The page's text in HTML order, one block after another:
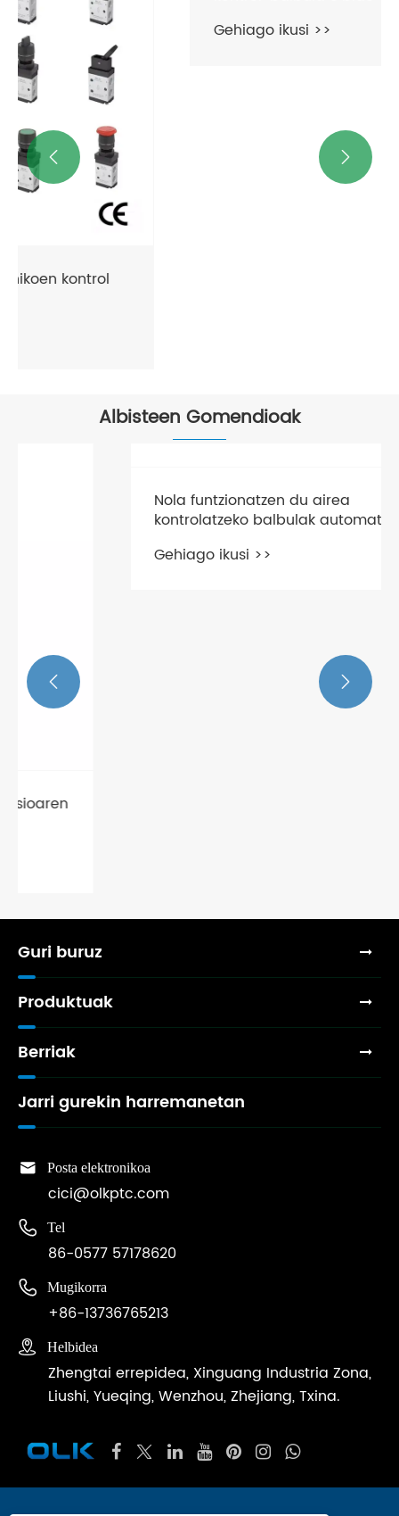
JM322 serieko botoi mekanikoen
 
Albisteen Gomendioak
Nola funtzionatzen du airea
 
Guri buruz
Produktuak
Berriak
Jarri gurekin harremanetan
 Posta elektronikoa
cici@olkptc.com
 Tel
86-0577 57178620
 Mugikorra
+86-13736765213
 Helbidea
Zhengtai errepidea, Xinguang Industria Zona,
Liushi, Yueqing, Wenzhou, Zhejiang, Txina.